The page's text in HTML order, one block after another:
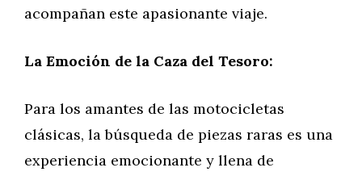
acompañan este apasionante viaje.
La Emoción de la Caza del Tesoro:
Para los amantes de las motocicletas
clásicas, la búsqueda de piezas raras es una
experiencia emocionante y llena de